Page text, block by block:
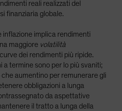
reali realizzati del
finanziaria globale.
inflazione implica rendimenti
maggiore volatilità
dei rendimenti più ripide.
a termine sono per lo più svaniti;
aumentino per remunerare gli
obbligazioni a lunga
da aspettative
il tratto a lunga della